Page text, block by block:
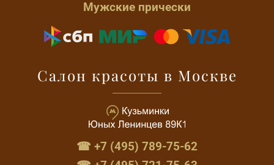
Мужские прически
Салон красоты в Москве
☎ +7 (495) 789-75-62